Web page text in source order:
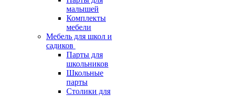
малышей
Комплекты
мебели
Мебель для школ и
садиков
Парты для
школьников
Школьные
парты
Столики для